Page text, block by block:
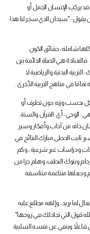
قد يركب الإنسان الجمل أو
يقول : "سبحان الذي سخر لنا هذا
شاملة ، حقائق الكون
هي الصلة الدائمة بين
البدنية والرياضية لا
في مناهج التربية الأخرى .
كل بحسب وزنه دون تطرف أو
: الوحي ، أي: القرآن والسنة .
ذاته من آداب وأفكار وسير
ثابت الخطى مبارك النتائج في
ودراسات غير شرعية ، وكم
وبنوك النطف، وهلم جرا من
وجعلها متناغمة متناسقة
لما يريد ، وإلهه مطلع عليه
قول التي تجادلك في زوجها"
فاعلاً وينفي عن نفسه السلبية